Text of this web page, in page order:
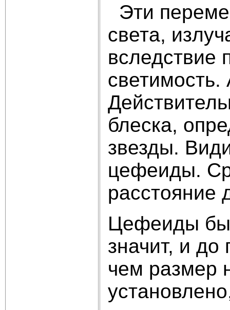
Эти
света,
вследствие
блеска,
звезды.
цефеиды.
Цефеиды
значит, и до
чем размер